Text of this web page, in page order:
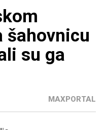
šahovnicu
su ga
MAXPORTAL